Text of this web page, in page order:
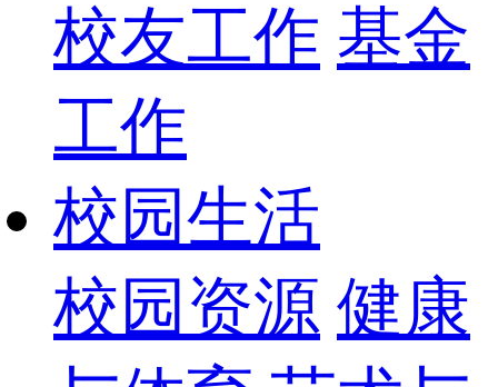
校友工作 基金
工作
校园生活
校园资源 健康